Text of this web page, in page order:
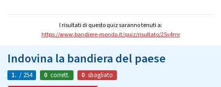
I risultati di questo quiz saranno tenuti a:
https://www.bandiere-mondo.it/quiz/risultato/25v4mr
Indovina la bandiera del paese
1. / 254 0 corrett. 0 sbagliato